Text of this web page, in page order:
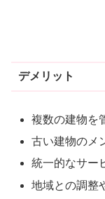
デメリット
複数の建物を
古い建物のメ
統一的なサー
地域との調整